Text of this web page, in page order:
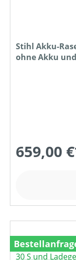
Stihl Akku-
ohne Akku
659,00